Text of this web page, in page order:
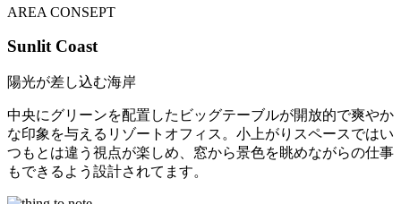
AREA CONSEPT
Sunlit Coast
陽光が差し込む海岸
中央にグリーンを配置したビッグテーブルが開放的で爽やか
な印象を与えるリゾートオフィス。小上がりスペースではい
つもとは違う視点が楽しめ、窓から景色を眺めながらの仕事
もできるよう設計されてます。